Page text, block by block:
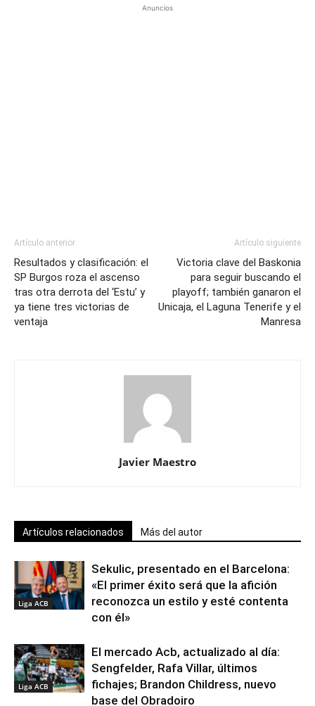
Anuncios
Artículo anterior
Resultados y clasificación: el
SP Burgos roza el ascenso
tras otra derrota del ‘Estu’ y
ya tiene tres victorias de
ventaja
Artículo siguiente
Victoria clave del Baskonia
para seguir buscando el
playoff; también ganaron el
Unicaja, el Laguna Tenerife y el
Manresa
Javier Maestro
Artículos relacionados Más del autor
Liga ACB
Sekulic, presentado en el Barcelona:
«El primer éxito será que la afición
reconozca un estilo y esté contenta
con él»
Liga ACB
El mercado Acb, actualizado al día:
Sengfelder, Rafa Villar, últimos
fichajes; Brandon Childress, nuevo
base del Obradoiro